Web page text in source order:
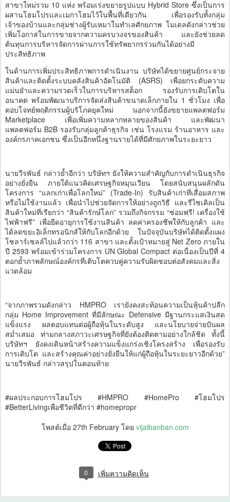
สาขาใหม่รวม 10 แห่ง พร้อมเร่งขยายรูปแบบ Hybrid Store ซึ่งเป็นการ
ผสานโฮมโปรและเมกาโฮมไว้ในพื้นที่เดียวกัน เพื่อรองรับทั้งกลุ่ม
เจ้าของบ้านและกลุ่มช่างผู้รับเหมาในทำเลศักยภาพ โมเดลดังกล่าวช่วย
เพิ่มโอกาสในการขายจากความครบวงจรของสินค้า และยังช่วยลด
ต้นทุนการบริหารจัดการผ่านการใช้ทรัพยากรร่วมกันได้อย่างมี
ประสิทธิภาพ
ในด้านการเพิ่มประสิทธิภาพการดำเนินงาน บริษัทได้ขยายศูนย์กระจาย
สินค้าและติดตั้งระบบคลังสินค้าอัตโนมัติ (ASRS) เพื่อยกระดับความ
แม่นยำและความรวดเร็วในการบริหารสต็อก รองรับการเติบโตใน
อนาคต พร้อมพัฒนาบริการจัดส่งสินค้าขนาดเล็กภายใน 1 ชั่วโมง เพื่อ
ตอบโจทย์พฤติกรรมผู้บริโภคยุคใหม่ นอกจากนี้ยังขยายแพลตฟอร์ม
Marketplace เพื่อเพิ่มความหลากหลายของสินค้า และพัฒนา
แพลตฟอร์ม B2B รองรับกลุ่มลูกค้าธุรกิจ เช่น โรงแรม ร้านอาหาร และ
องค์กรภาคเอกชน ซึ่งเป็นอีกหนึ่งฐานรายได้ที่มีศักยภาพในระยะยาว
นายวีรพันธ์ กล่าวย้ำอีกว่า บริษัทฯ ยังให้ความสำคัญกับการดำเนินธุรกิจ
อย่างยั่งยืน ภายใต้แนวคิดเศรษฐกิจหมุนเวียน โดยสนับสนุนผลักดัน
โครงการ “แลกเก่าเพื่อโลกใหม่” (Trade-In) รับสินค้าเก่าที่เสื่อมสภาพ
หรือไม่ใช้งานแล้ว เพื่อนำไปช่วยจัดการให้อย่างถูกวิธี และรีไซเคิลเป็น
สินค้าใหม่ที่เรียกว่า “สินค้ารักษ์โลก” รวมถึงกิจกรรม “ซ่อมฟรี! เครื่องใช้
ไฟฟ้าฟรี” เพื่อยืดอายุการใช้งานสินค้า ลดค่าครองชีพให้กับลูกค้า และ
ได้ลดขยะอิเล็กทรอนิกส์ให้กับโลกอีกด้วย ในปัจจุบันบริษัทได้ติดตั้งแผง
โซลาร์เซลล์ไปแล้วกว่า 116 สาขา และตั้งเป้าหมายสู่ Net Zero ภายใน
ปี 2593 พร้อมเข้าร่วมโครงการ UN Global Compact ต่อเนื่องเป็นปีที่ 4
ตอกย้ำภาพลักษณ์องค์กรที่เติบโตควบคู่ความรับผิดชอบต่อสังคมและสิ่ง
แวดล้อม
“จากภาพรวมดังกล่าว HMPRO เรายังคงสะท้อนความเป็นหุ้นค้าปลีก
กลุ่ม Home Improvement ที่มีลักษณะ Defensive มีฐานกระแสเงินสด
แข็งแรง ผลตอบแทนต่อผู้ถือหุ้นในระดับสูง และนโยบายจ่ายปันผล
สม่ำเสมอ ท่ามกลางสภาวะเศรษฐกิจที่ยังต้องติดตามอย่างใกล้ชิด ทั้งนี้
บริษัทฯ ยังคงเดินหน้าสร้างความแข็งแกร่งเชิงโครงสร้าง เพื่อรองรับ
การเติบโต และสร้างคุณค่าอย่างยั่งยืนให้แก่ผู้ถือหุ้นในระยะยาวอีกด้วย”
นายวีรพันธ์ กล่าวสรุปในตอนท้าย
#ผลประกอบการโฮมโปร #HMPRO #HomePro #โฮมโปร
#BetterLivingเพื่อชีวิตที่ดีกว่า #homepropr
โพสต์เมื่อ 27th Februaryโดย vijaibanban.com
0 เพิ่มความคิดเห็น